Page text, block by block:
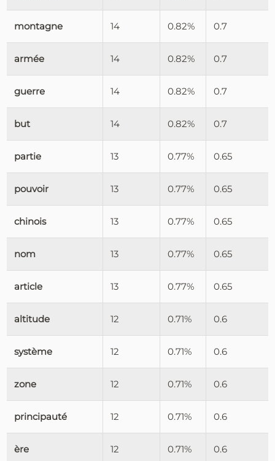
montagne 14 0.82% 0.7
armée 14 0.82% 0.7
guerre 14 0.82% 0.7
but 14 0.82% 0.7
partie 13 0.77% 0.65
pouvoir 13 0.77% 0.65
chinois 13 0.77% 0.65
nom 13 0.77% 0.65
article 13 0.77% 0.65
altitude 12 0.71% 0.6
système 12 0.71% 0.6
zone 12 0.71% 0.6
principauté 12 0.71% 0.6
ère 12 0.71% 0.6